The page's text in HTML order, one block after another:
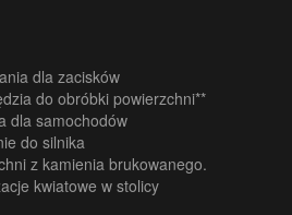
dla zacisków
do obróbki powierzchni**
dla samochodów
do silnika
z kamienia brukowanego.
kwiatowe w stolicy